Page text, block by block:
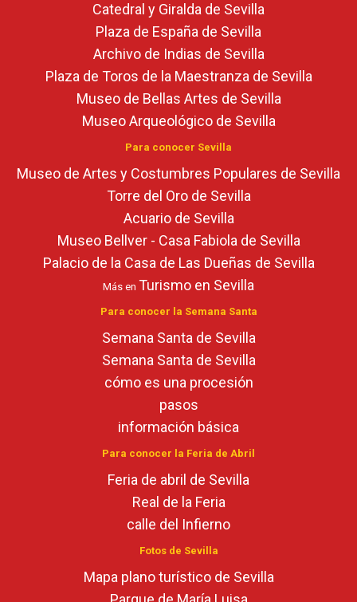
Catedral y Giralda de Sevilla
Plaza de España de Sevilla
Archivo de Indias de Sevilla
Plaza de Toros de la Maestranza de Sevilla
Museo de Bellas Artes de Sevilla
Museo Arqueológico de Sevilla
Para conocer Sevilla
Museo de Artes y Costumbres Populares de Sevilla
Torre del Oro de Sevilla
Acuario de Sevilla
Museo Bellver - Casa Fabiola de Sevilla
Palacio de la Casa de Las Dueñas de Sevilla
Más en Turismo en Sevilla
Para conocer la Semana Santa
Semana Santa de Sevilla
Semana Santa de Sevilla
cómo es una procesión
pasos
información básica
Para conocer la Feria de Abril
Feria de abril de Sevilla
Real de la Feria
calle del Infierno
Fotos de Sevilla
Mapa plano turístico de Sevilla